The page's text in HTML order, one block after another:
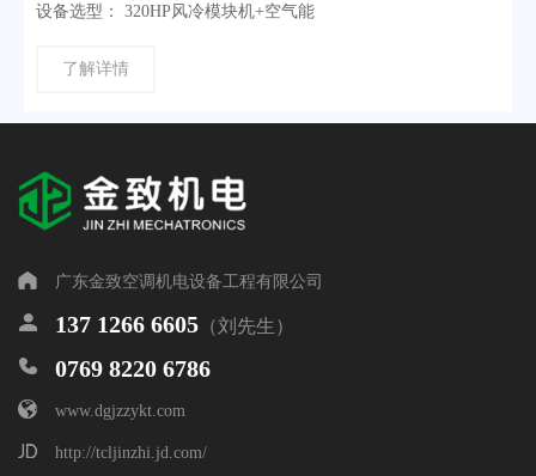
设备选型： 320HP风冷模块机+空气能
了解详情
广东金致空调机电设备工程有限公司
137 1266 6605 （刘先生）
0769 8220 6786
www.dgjzzykt.com
http://tcljinzhi.jd.com/